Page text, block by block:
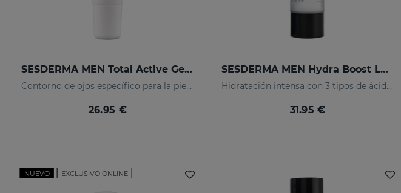
SESDERMA MEN Total Active Gel Contorno De Ojos
Contorno de ojos específico para la piel masculina. Ayuda a reducir y prevenir de los signos de fatiga
26.95 €
SESDERMA MEN Hydra Boost Lotion
Hidratación intensa con 3 tipos de ácido hialurónico
31.95 €
NUEVO EXCLUSIVO ONLINE